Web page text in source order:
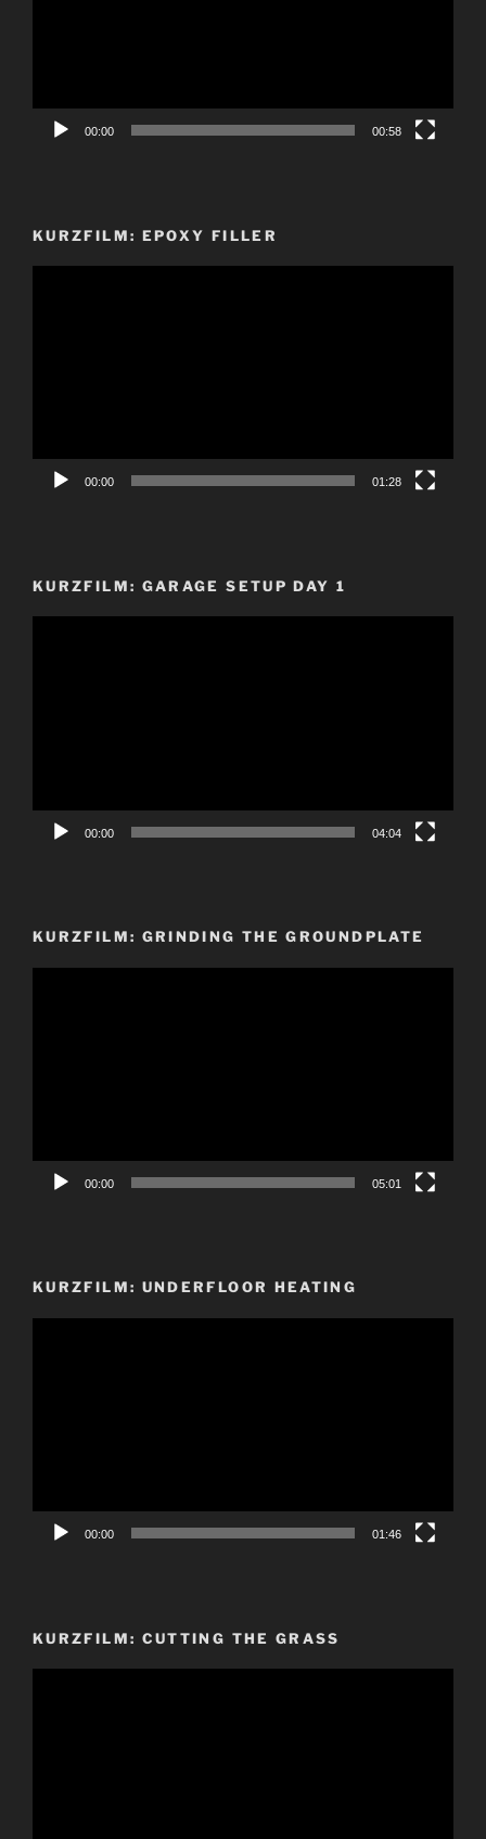
00:00 00:58
KURZFILM: EPOXY FILLER
00:00 01:28
KURZFILM: GARAGE SETUP DAY 1
00:00 04:04
KURZFILM: GRINDING THE GROUNDPLATE
00:00 05:01
KURZFILM: UNDERFLOOR HEATING
00:00 01:46
KURZFILM: CUTTING THE GRASS